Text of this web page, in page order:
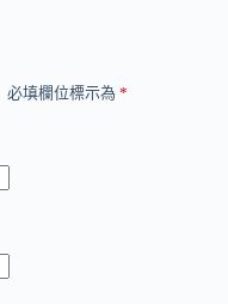
必填欄位標示為 *